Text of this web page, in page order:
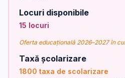
Locuri disponibile
15 locuri
Oferta educațională 2026–2027 în
Taxă școlarizare
1800 taxa de scolarizare